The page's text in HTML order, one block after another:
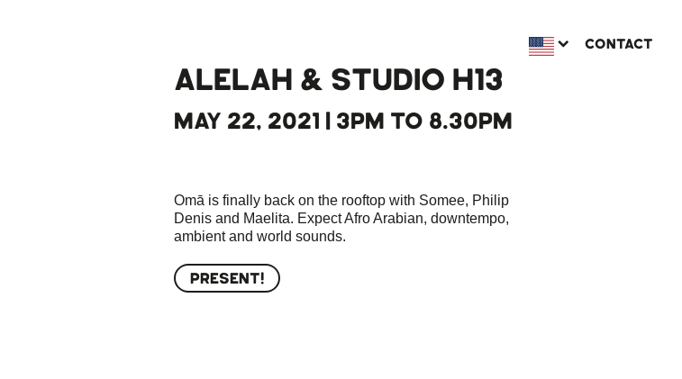
CONTACT
ALELAH & STUDIO H13
MAY 22, 2021 | 3PM TO 8.30PM
Omā is finally back on the rooftop with Somee, Philip
Denis and Maelita. Expect Afro Arabian, downtempo,
ambient and world sounds.
PRESENT!